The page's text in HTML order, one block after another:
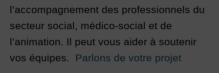
l’accompagnement des professionnels du
secteur social, médico-social et de
l’animation. Il peut vous aider à soutenir
vos équipes. Parlons de votre projet